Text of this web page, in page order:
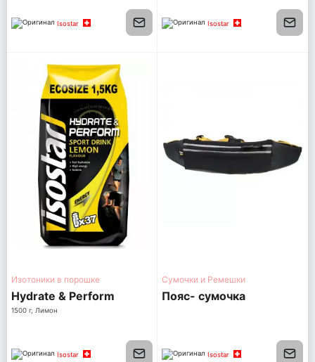
Isostar Isostar
Изотоники в порошке
Hydrate & Perform
1500 г, Лимон
Isostar
Сумочки и Ремешки
Пояс- сумочка
Isostar